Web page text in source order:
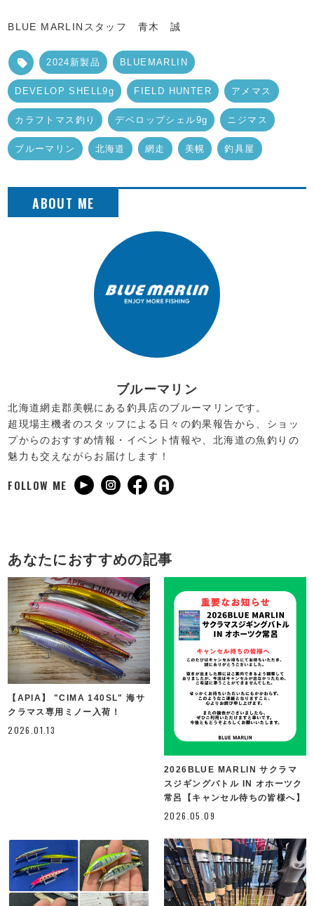
BLUE MARLINスタッフ 青木 誠
2024新製品 BLUEMARLIN
DEVELOP SHELL9g FIELD HUNTER アメマス
カラフトマス釣り デベロップシェル9g ニジマス
ブルーマリン 北海道 網走 美幌 釣具屋
ブルーマリン
北海道網走郡美幌にある釣具店のブルーマリンです。
超現場主機者のスタッフによる日々の釣果報告から、ショッ
プからのおすすめ情報・イベント情報や、北海道の魚釣りの
魅力も交えながらお届けします！
FOLLOW ME
あなたにおすすめの記事
【APIA】 "CIMA 140SL" 海サ
クラマス専用ミノー入荷！
2026.01.13
2026BLUE MARLIN サクラマ
スジギングバトル IN オホーツク
常呂【キャンセル待ちの皆様へ】
2026.05.09